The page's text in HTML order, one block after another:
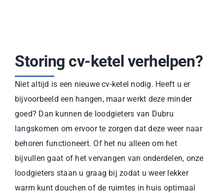
Storing cv-ketel verhelpen?
Niet altijd is een nieuwe cv-ketel nodig. Heeft u er
bijvoorbeeld een hangen, maar werkt deze minder
goed? Dan kunnen de loodgieters van Dubru
langskomen om ervoor te zorgen dat deze weer naar
behoren functioneert. Of het nu alleen om het
bijvullen gaat of het vervangen van onderdelen, onze
loodgieters staan u graag bij zodat u weer lekker
warm kunt douchen of de ruimtes in huis optimaal